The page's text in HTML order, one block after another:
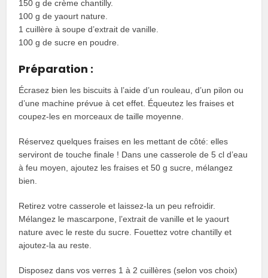
150 g de crème chantilly.
100 g de yaourt nature.
1 cuillère à soupe d’extrait de vanille.
100 g de sucre en poudre.
Préparation :
Écrasez bien les biscuits à l’aide d’un rouleau, d’un pilon ou
d’une machine prévue à cet effet. Équeutez les fraises et
coupez-les en morceaux de taille moyenne.
Réservez quelques fraises en les mettant de côté: elles
serviront de touche finale ! Dans une casserole de 5 cl d’eau
à feu moyen, ajoutez les fraises et 50 g sucre, mélangez
bien.
Retirez votre casserole et laissez-la un peu refroidir.
Mélangez le mascarpone, l’extrait de vanille et le yaourt
nature avec le reste du sucre. Fouettez votre chantilly et
ajoutez-la au reste.
Disposez dans vos verres 1 à 2 cuillères (selon vos choix)